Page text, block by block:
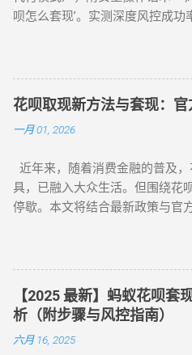
呗怎么套现’。实测深度风控成
教程：全场景风控破解攻略，
成为用户关注的焦点。本文将针
提供系统性的套现解决方案，帮
变现。如果你正在搜索 “花呗怎么
呗：门店扫码套现法，秒到账的
呗账户，最直接的套现方式是通
下： 寻找支持花呗的实体商家 ：
款码，选择花呗支付指定金额
扣除手续费将资金转回用户账户
秒到账，尤其适合小额至中大额
现” 最便捷的答案。 二、普通风
绕过限额限制 若花呗账户因使用
500-1000 元），可通过线上商城
花呗取现新方法与套现：
一月 01, 2026
近年来，随着消费金融的普及
具，已融入大众生活。但围绕花
停歇。本文将结合最新政策与官
为何限制套现？官方明令禁止的
景。以下是套现行为被严格限制
属于非法资金转移行为，涉及虚
能触犯《反洗钱法》及金融监管
平台常伴随信息泄露、诈骗风险
【2025 最新】蚂蚁花呗套
析（附步骤与风控指南）
六月 16, 2025